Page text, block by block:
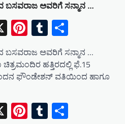
ಅವರಿಗೆ ಸನ್ಮಾನ …
X Pinterest
Tumblr
ಅವರಿಗೆ ಸನ್ಮಾನ …
ಹತ್ತಿರದಲ್ಲಿ ಫೆ.15
ಫೌಂಡೇಶನ್ ವತಿಯಿಂದ ಹಾಗೂ
X Pinterest
Tumblr